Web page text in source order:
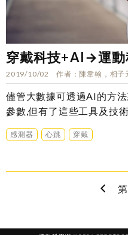
穿戴科技+AI→運動
2019/10/02 作者 陳韋翰，相子
儘管大數據可透過AI的方
參數,但有了這些工具及技
計算出來的參數代表什麼
感測器 心跳 穿戴
第